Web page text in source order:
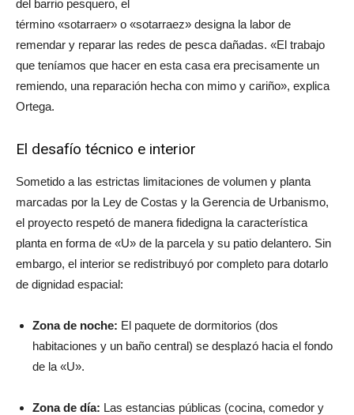
del barrio pesquero, el
término «sotarraer» o «sotarraez» designa la labor de
remendar y reparar las redes de pesca dañadas. «El trabajo
que teníamos que hacer en esta casa era precisamente un
remiendo, una reparación hecha con mimo y cariño», explica
Ortega.
El desafío técnico e interior
Sometido a las estrictas limitaciones de volumen y planta
marcadas por la Ley de Costas y la Gerencia de Urbanismo,
el proyecto respetó de manera fidedigna la característica
planta en forma de «U» de la parcela y su patio delantero. Sin
embargo, el interior se redistribuyó por completo para dotarlo
de dignidad espacial:
Zona de noche: El paquete de dormitorios (dos
habitaciones y un baño central) se desplazó hacia el fondo
de la «U».
Zona de día: Las estancias públicas (cocina, comedor y